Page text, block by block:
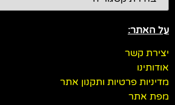
על האתר:
יצירת קשר
אודותינו
מדיניות פרטיות ותקנון אתר
מפת אתר